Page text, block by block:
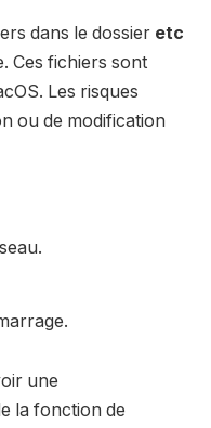
dans le dossier etc
Ces fichiers sont
Les risques
ou de modification
une
la fonction de